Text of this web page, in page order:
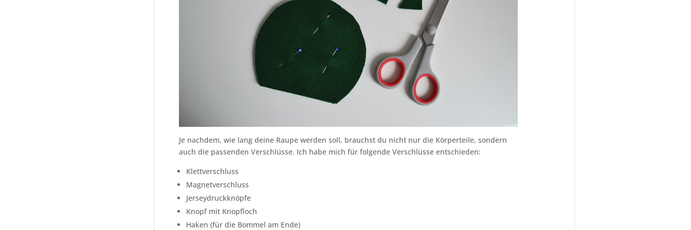
Je nachdem, wie lang deine Raupe werden soll, brauchst du nicht nur die Körperteile, sondern
auch die passenden Verschlüsse. Ich habe mich für folgende Verschlüsse entschieden:
Klettverschluss
Magnetverschluss
Jerseydruckknöpfe
Knopf mit Knopfloch
Haken (für die Bommel am Ende)